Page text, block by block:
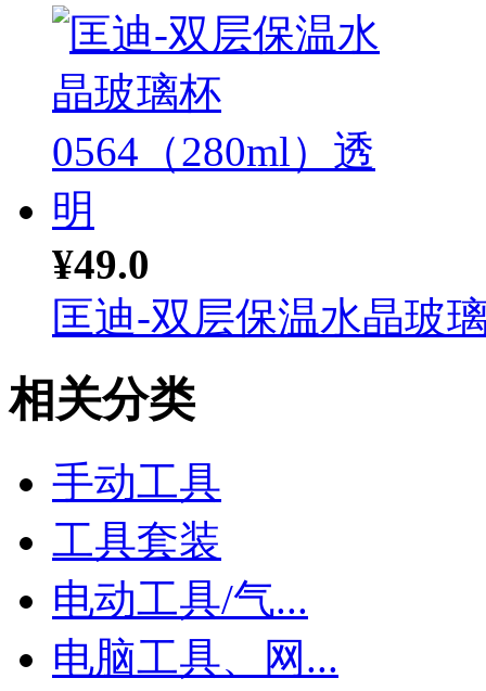
¥49.0
匡迪-双层保温水晶玻
相关分类
手动工具
工具套装
电动工具/气...
电脑工具、网...